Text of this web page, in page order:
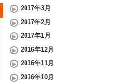
2017年3月
2017年2月
2017年1月
2016年12月
2016年11月
2016年10月